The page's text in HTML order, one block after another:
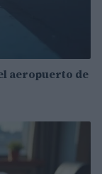
aeropuerto de